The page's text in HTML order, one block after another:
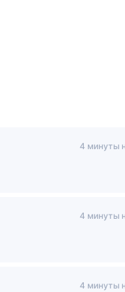
4 минуты
4 минуты
4 минуты